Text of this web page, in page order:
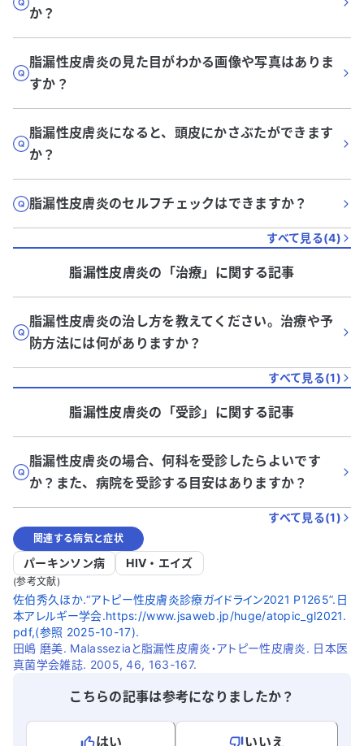
か？
脂漏性皮膚炎の見た目がわかる画像や写真はありま
すか？
脂漏性皮膚炎になると、頭皮にかさぶたができます
か？
脂漏性皮膚炎のセルフチェックはできますか？
すべて見る(4)
脂漏性皮膚炎の「治療」に関する記事
脂漏性皮膚炎の治し方を教えてください。治療や予
防方法には何がありますか？
すべて見る(1)
脂漏性皮膚炎の「受診」に関する記事
脂漏性皮膚炎の場合、何科を受診したらよいです
か？また、病院を受診する目安はありますか？
すべて見る(1)
関連する病気と症状
パーキンソン病 HIV・エイズ
(参考文献)
佐伯秀久ほか.“アトピー性皮膚炎診療ガイドライン2021 P1265”.日
本アレルギー学会.https://www.jsaweb.jp/huge/atopic_gl2021.
pdf,(参照 2025-10-17).
田嶋 磨美. Malasseziaと脂漏性皮膚炎・アトピー性皮膚炎. 日本医
真菌学会雑誌. 2005, 46, 163-167.
こちらの記事は参考になりましたか？
はい
いいえ